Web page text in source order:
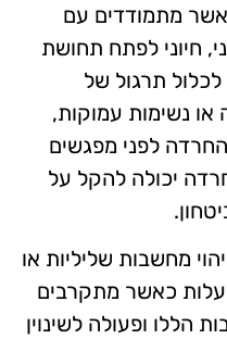
מתמודדים עם
חיוני לפתח תחושת
לכלול תרגול של
או נשימות עמוקות,
לפני מפגשים
יכולה להקל על
מחשבות שליליות או
כאשר מתקרבים
הללו ופעולה לשינוין